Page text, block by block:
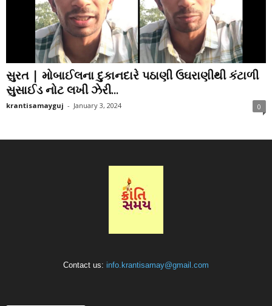
સુરત | મોબાઈલના દુકાનદારે પઠાણી ઉઘરાણીથી કંટાળી
સુસાઈડ નોટ લખી ઝેરી...
krantisamayguj - January 3, 2024 0
Contact us: info.krantisamay@gmail.com